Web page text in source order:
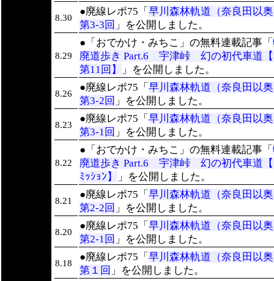
8.30
●廃線レポ75「 早川森林軌道（奈良田
第3-3回 」を公開しました。
8.29
●「おでかけ・みちこ」の無料連載記事「
廃道歩き Part.6 宇津峠 幻の初代車道
第11回】
」を公開しました。
8.26
●廃線レポ75「 早川森林軌道（奈良田
第3-2回 」を公開しました。
8.23
●廃線レポ75「 早川森林軌道（奈良田
第3-1回 」を公開しました。
8.22
●「おでかけ・みちこ」の無料連載記事「
廃道歩き Part.6 宇津峠 幻の初代車道【
ﾐｯｼｮﾝ】
」を公開しました。
8.21
●廃線レポ75「 早川森林軌道（奈良田
第2-2回 」を公開しました。
8.20
●廃線レポ75「 早川森林軌道（奈良田
第2-1回 」を公開しました。
8.18
●廃線レポ75「 早川森林軌道（奈良田
第１回 」を公開しました。